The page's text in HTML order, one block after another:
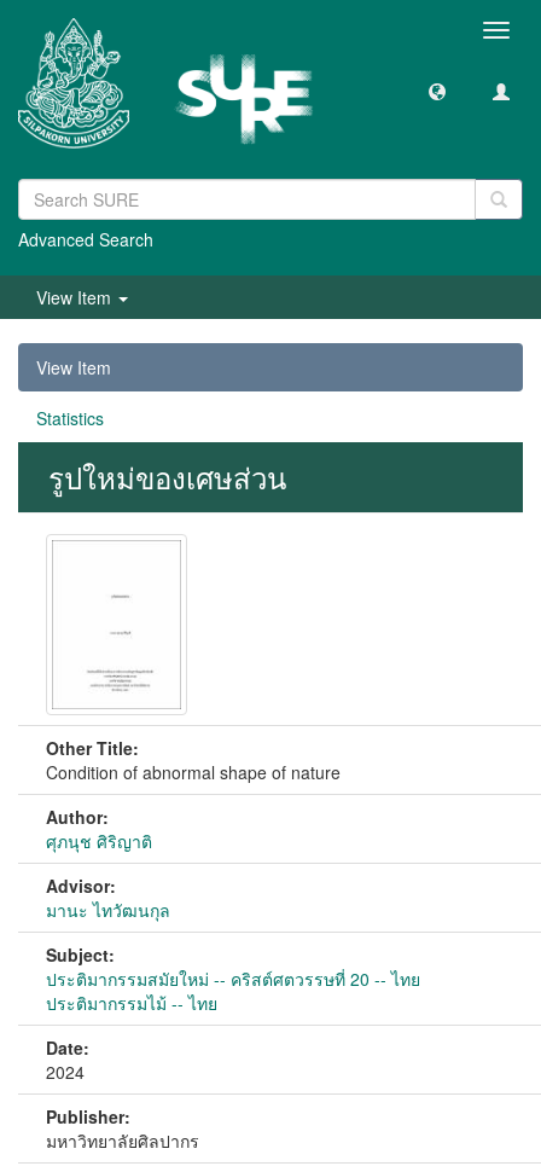
Advanced Search
View Item
View Item
Statistics
รูปใหม่ของเศษส่วน
Other Title:
Condition of abnormal shape of nature
Author:
ศุภนุช ศิริญาติ
Advisor:
มานะ ไทวัฒนกุล
Subject:
ประติมากรรมสมัยใหม่ -- คริสต์ศตวรรษที่ 20 -- ไทย
ประติมากรรมไม้ -- ไทย
Date:
2024
Publisher:
มหาวิทยาลัยศิลปากร